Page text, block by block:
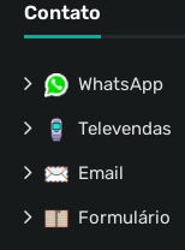
Contato
WhatsApp
Televendas
Email
Formulário